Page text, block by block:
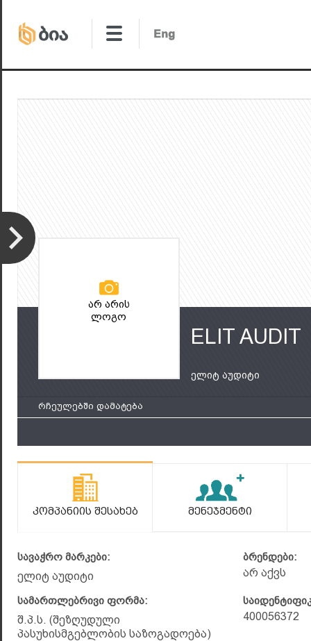
არ არის
ლოგო
ELIT AUDIT
ელიტ აუდიტი
რჩეულებში დამატება
Კომპანიის Შესახებ Მენეჯმენტი
სავაჭრო მარკები:
ელიტ აუდიტი
ბრენდები:
არ აქვს
სამართლებრივი ფორმა:
შ.პ.ს. (შეზღუდული
პასუხისმგებლობის საზოგადოება)
400056372